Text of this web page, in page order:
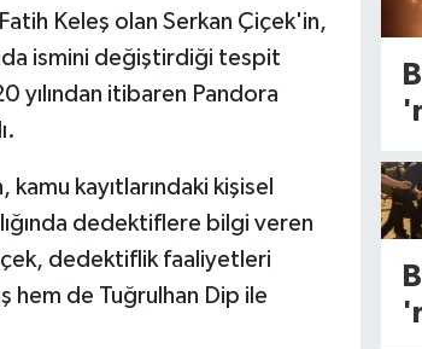
Keleş olan Serkan Çiçek'in,
ismini değiştirdiği tespit
yılından itibaren Pandora
kayıtlarındaki kişisel
dedektiflere bilgi veren
dedektiflik faaliyetleri
hem de Tuğrulhan Dip ile